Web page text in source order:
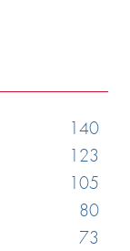
140
123
105
80
73